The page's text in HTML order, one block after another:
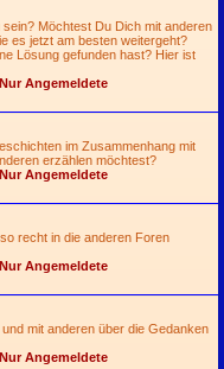
Möchtest Du Dich mit anderen
es jetzt am besten weitergeht?
Lösung gefunden hast? Hier ist
Nur Angemeldete
im Zusammenhang mit
erzählen möchtest?
Nur Angemeldete
recht in die anderen Foren
Nur Angemeldete
mit anderen über die Gedanken
Nur Angemeldete